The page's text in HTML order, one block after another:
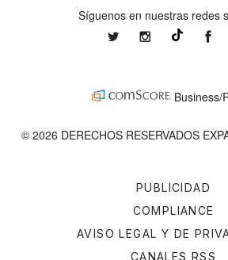
PUBLICIDAD
COMPLIANCE
AVISO LEGAL Y DE
CANALES RSS
Síguenos en nuestras redes
expansionmxexpansionmx
Business/
© 2026 DERECHOS RESERVADOS